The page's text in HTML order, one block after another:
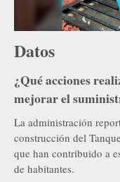
Datos
¿Qué acciones
mejorar el
La administración
construcción del
que han contribuido a
de habitantes.